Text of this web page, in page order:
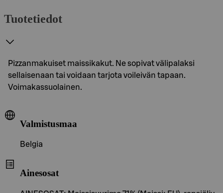
Tuotetiedot
Pizzanmakuiset maissikakut. Ne sopivat välipalaksi
sellaisenaan tai voidaan tarjota voileivän tapaan.
Voimakassuolainen.
Valmistusmaa
Belgia
Ainesosat